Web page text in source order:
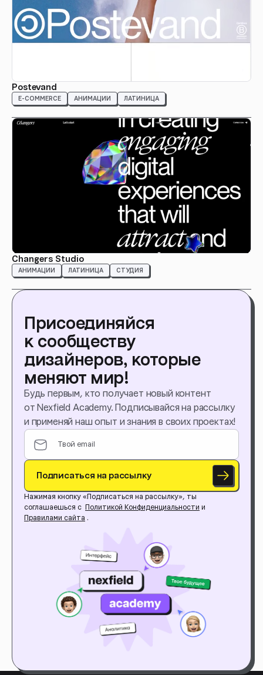
Postevand
E-COMMERCE АНИМАЦИИ ЛАТИНИЦА
Changers Studio
АНИМАЦИИ ЛАТИНИЦА СТУДИЯ
Присоединяйся
к сообществу
дизайнеров, которые
меняют мир!
Будь первым, кто получает новый контент
от Nexfield Academy. Подписывайся на рассылку
и применяй наш опыт и знания в своих проектах!
Подписаться на рассылку
Нажимая кнопку «Подписаться на рассылку», ты
соглашаешься с
Политикой Конфиденциальности и
Правилами сайта .